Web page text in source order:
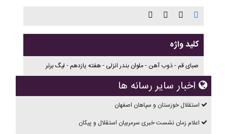
کلید واژه
صبای قم - ذوب آهن - ملوان بندر انزلی - هفته یازدهم - لیگ برتر
اخبار سایر رسانه ها
استقلال خوزستان و سپاهان اصفهان
اعلام زمان نشست خبری سرمربیان استقلال و پیکان